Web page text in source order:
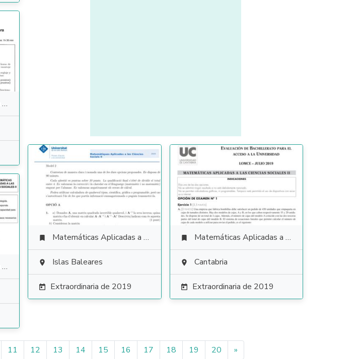
 Matemáticas Aplicadas a las Ciencias Sociales
 Islas Baleares
 Extraordinaria de 2019
 Matemáticas Aplicadas a las Ciencias Sociales
 Cantabria
 Extraordinaria de 2019
11 12 13 14 15 16 17 18 19 20 »